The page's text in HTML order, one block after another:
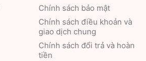
Chính sách bảo mật
Chính sách điều khoản và
giao dịch chung
Chính sách đổi trả và hoàn
tiền